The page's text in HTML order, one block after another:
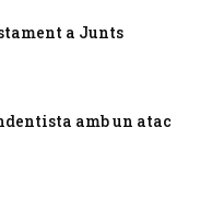
a Junts
amb un atac